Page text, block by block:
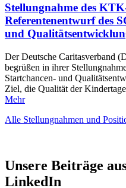
Stellungnahme des
Referentenentwurf des
und
Der Deutsche Caritasverband
begrüßen in ihrer
Startchancen- und
Ziel, die Qualität der
Mehr
Alle Stellungnahmen und
Unsere Beiträge
LinkedIn